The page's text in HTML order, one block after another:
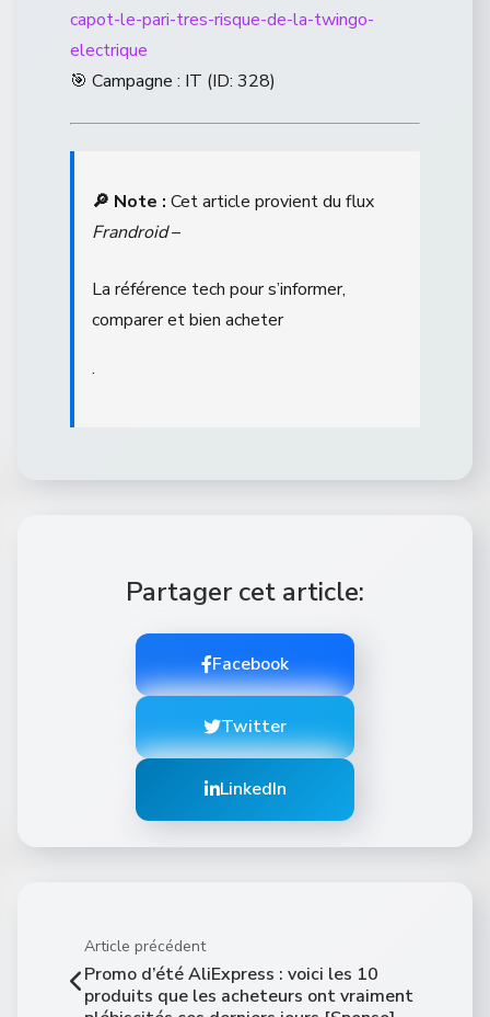
capot-le-pari-tres-risque-de-la-twingo-
electrique
🎯 Campagne : IT (ID: 328)
🔎 Note : Cet article provient du flux
Frandroid–
La référence tech pour s’informer,
comparer et bien acheter
.
Partager cet article:
Facebook
Twitter
LinkedIn
Article précédent
Promo d’été AliExpress : voici les 10
produits que les acheteurs ont vraiment